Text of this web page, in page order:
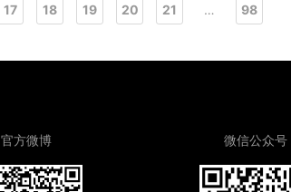
17 18 19 20 21 … 98
官方微博 微信公众号